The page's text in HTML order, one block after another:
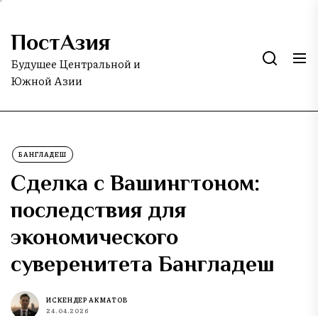
Skip
the
content
ПостАзия
Будущее Центральной и
Южной Азии
БАНГЛАДЕШ
Сделка с Вашингтоном:
последствия для
экономического
суверенитета Бангладеш
ИСКЕНДЕР АКМАТОВ
24.04.2026